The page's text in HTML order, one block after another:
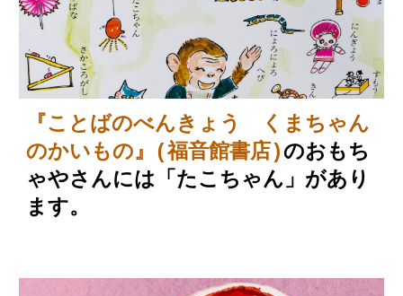
『ことばのべんきょう くまちゃん
のかいもの』(福音館書店)のおもち
ゃやさんには「たこちゃん」があり
ます。